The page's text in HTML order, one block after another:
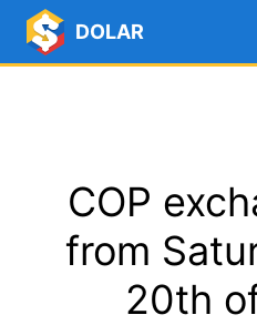
DOLAR
COP
from
20th